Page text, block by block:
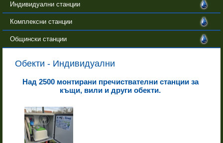
Индивидуални станции
Комплексни станции
Общински станции
Обекти - Индивидуални
Над 2500 монтирани пречиствателни станции за
къщи, вили и други обекти.